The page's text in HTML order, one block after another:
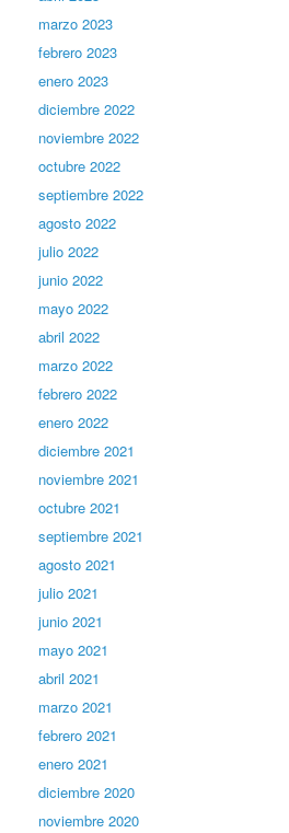
marzo 2023
febrero 2023
enero 2023
diciembre 2022
noviembre 2022
octubre 2022
septiembre 2022
agosto 2022
julio 2022
junio 2022
mayo 2022
abril 2022
marzo 2022
febrero 2022
enero 2022
diciembre 2021
noviembre 2021
octubre 2021
septiembre 2021
agosto 2021
julio 2021
junio 2021
mayo 2021
abril 2021
marzo 2021
febrero 2021
enero 2021
diciembre 2020
noviembre 2020